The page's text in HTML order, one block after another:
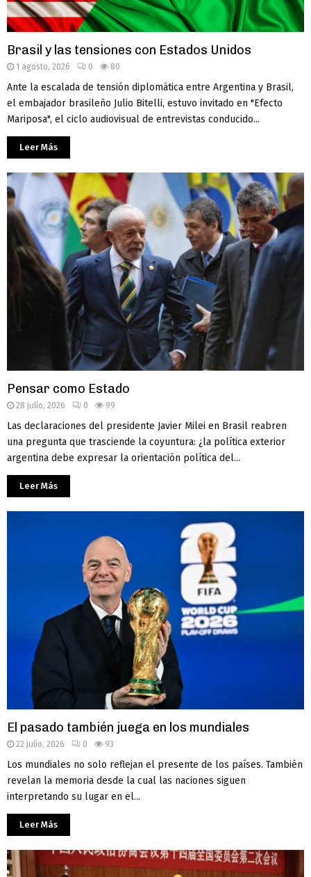
Brasil y las tensiones con Estados Unidos
1 agosto, 2026 0 80
Ante la escalada de tensión diplomática entre Argentina y Brasil,
el embajador brasileño Julio Bitelli, estuvo invitado en "Efecto
Mariposa", el ciclo audiovisual de entrevistas conducido...
Leer Más
Pensar como Estado
28 julio, 2026 0 99
Las declaraciones del presidente Javier Milei en Brasil reabren
una pregunta que trasciende la coyuntura: ¿la política exterior
argentina debe expresar la orientación política del...
Leer Más
El pasado también juega en los mundiales
22 julio, 2026 0 93
Los mundiales no solo reflejan el presente de los países. También
revelan la memoria desde la cual las naciones siguen
interpretando su lugar en el...
Leer Más